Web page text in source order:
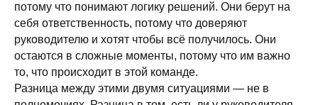
потому что понимают логику решений. Они берут на
себя ответственность, потому что доверяют
руководителю и хотят чтобы всё получилось. Они
остаются в сложные моменты, потому что им важно
то, что происходит в этой команде.
Разница между этими двумя ситуациями — не в